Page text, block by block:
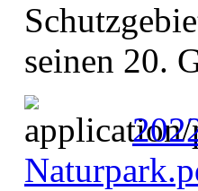
seinen 20.